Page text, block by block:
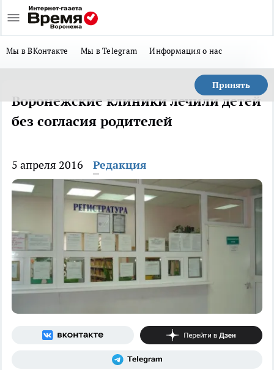
Мы в ВКонтакте Мы в Telegram Информация о нас
Принять
Воронежские клиники лечили детей
без согласия родителей
5 апреля 2016 Редакция